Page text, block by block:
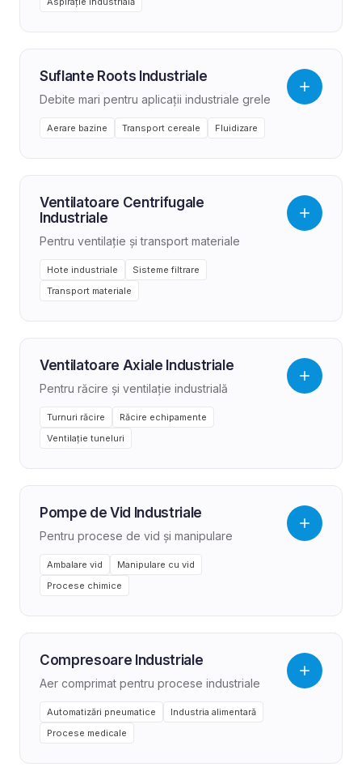
Suflante Roots Industriale
Debite mari pentru aplicații industriale grele
Aerare bazine Transport cereale Fluidizare
Ventilatoare Centrifugale
Industriale
Pentru ventilație și transport materiale
Hote industriale
Sisteme filtrare
Transport materiale
Ventilatoare Axiale Industriale
Pentru răcire și ventilație industrială
Turnuri răcire
Răcire echipamente
Ventilație tuneluri
Pompe de Vid Industriale
Pentru procese de vid și manipulare
Ambalare vid
Manipulare cu vid
Procese chimice
Compresoare Industriale
Aer comprimat pentru procese industriale
Automatizări pneumatice
Industria alimentară
Procese medicale